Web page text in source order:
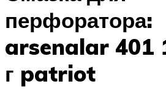
перфоратора:
arsenalar 401
г patriot